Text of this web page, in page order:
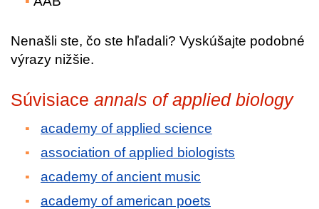
Nenašli ste, čo ste hľadali? Vyskúšajte podobné
výrazy nižšie.
Súvisiace annals of applied biology
academy of applied science
association of applied biologists
academy of ancient music
academy of american poets